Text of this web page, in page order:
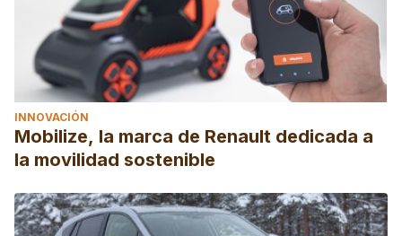
INNOVACIÓN
Mobilize, la marca de Renault dedicada a
la movilidad sostenible